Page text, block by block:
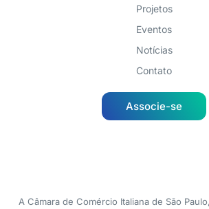
Projetos
Eventos
Notícias
Contato
Associe-se
A Câmara de Comércio Italiana de São